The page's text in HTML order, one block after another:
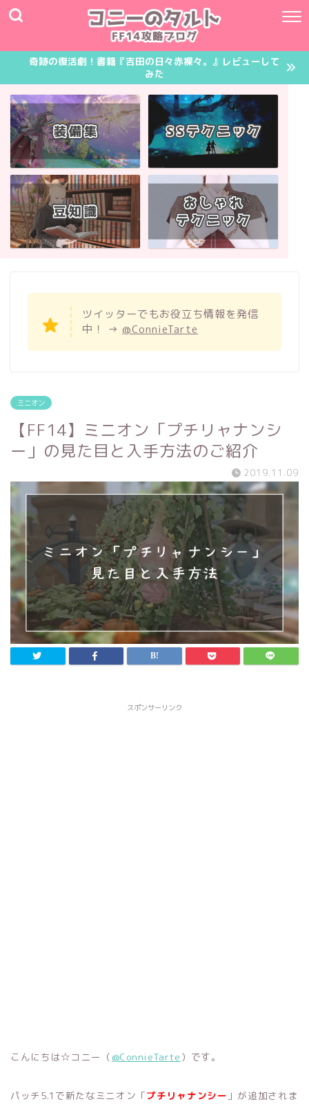
奇跡の復活劇！書籍『吉田の日々赤裸々。』レビューして
みた
ツイッターでもお役立ち情報を発信
中！ → @ConnieTarte
ミニオン
【FF14】ミニオン「プチリャナンシ
ー」の見た目と入手方法のご紹介
2019.11.09
スポンサーリンク
こんにちは☆コニー（ @ConnieTarte ）です。
パッチ5.1で新たなミニオン「プチリャナンシー 」が追加されま